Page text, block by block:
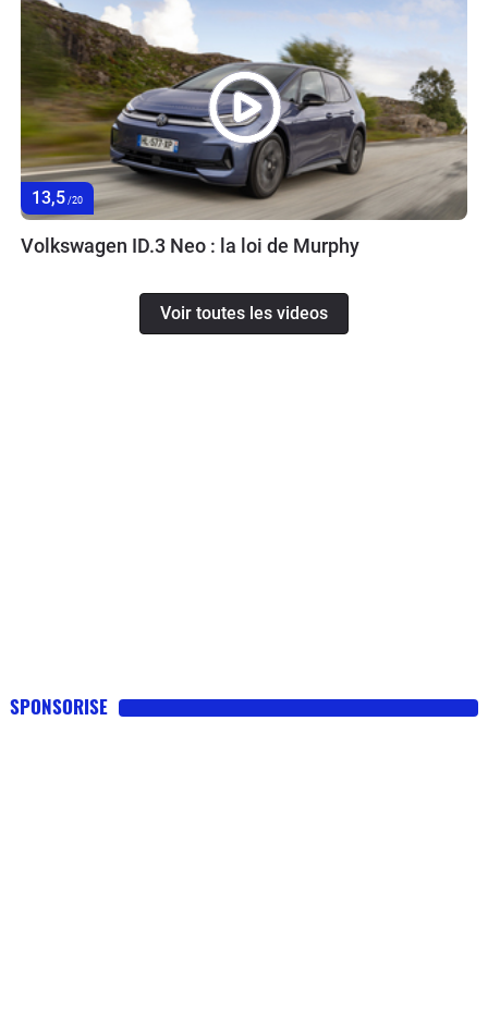
13,5 /20
Volkswagen ID.3 Neo : la loi de Murphy
Voir toutes les videos
SPONSORISE